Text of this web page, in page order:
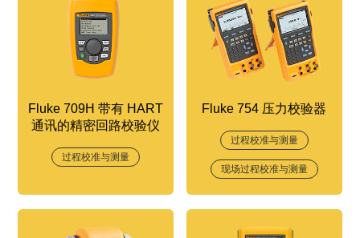
Fluke 709H 带有 HART
通讯的精密回路校验仪
过程校准与测量
Fluke 754 压力校验器
过程校准与测量
现场过程校准与测量